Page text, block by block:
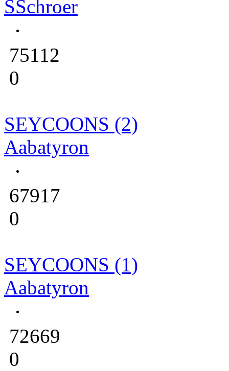
SSchroer
75112
0
SEYCOONS (2)
Aabatyron
67917
0
SEYCOONS (1)
Aabatyron
72669
0